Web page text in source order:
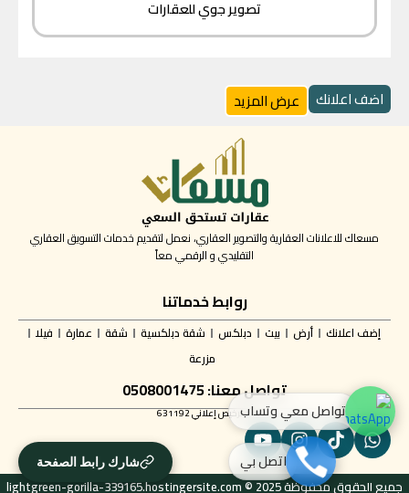
تصوير جوي للعقارات
اضف اعلانك عرض المزيد
مسعاك للاعلانات العقارية والتصوير العقاري، نعمل لتقديم خدمات التسويق العقاري
التقليدي و الرقمي معاً
روابط خدماتنا
إضف اعلانك أرض بيت دبلكس شقة دبلكسية شقة عمارة
فيلا
مزرعة
تواصل معنا: 0508001475
✅ ترخيص إعلاني 631192
جميع الحقوق محفوظة lightgreen-gorilla-339165.hostingersite.com © 2025
شارك رابط الصفحة
تواصل معي وتساب
اتصل بي